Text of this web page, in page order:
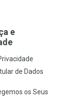
e
de Dados
os Seus